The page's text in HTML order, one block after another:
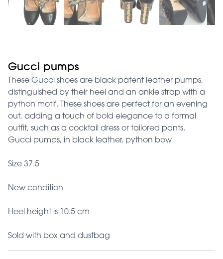
Gucci pumps
These Gucci shoes are black patent leather pumps,
distinguished by their heel and an ankle strap with a
python motif. These shoes are perfect for an evening
out, adding a touch of bold elegance to a formal
outfit, such as a cocktail dress or tailored pants.
Gucci pumps, in black leather, python bow
Size 37.5
New condition
Heel height is 10.5 cm
Sold with box and dustbag